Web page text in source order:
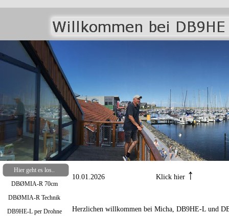
Hier geht es los..
DBØMIA-R 70cm
DBØMIA-R Technik
DB9HE-L per Drohne
10.01.2026 Klick hier ↑
Herzlichen willkommen bei Micha, DB9HE-L und